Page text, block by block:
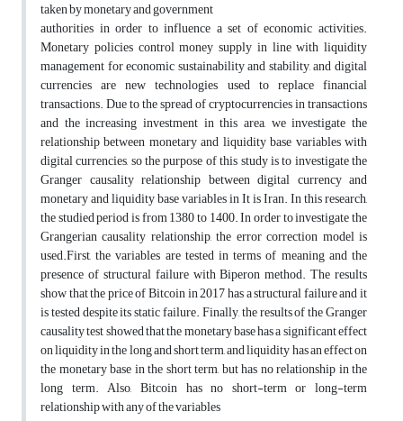
taken by monetary and government
authorities in order to influence a set of economic activities.
Monetary policies control money supply in line with liquidity
management for economic sustainability and stability, and digital
currencies are new technologies used to replace financial
transactions. Due to the spread of cryptocurrencies in transactions
and the increasing investment in this area, we investigate the
relationship between monetary and liquidity base variables with
digital currencies, so the purpose of this study is to investigate the
Granger causality relationship between digital currency and
monetary and liquidity base variables in It is Iran. In this research,
the studied period is from 1380 to 1400. In order to investigate the
Grangerian causality relationship, the error correction model is
used.First, the variables are tested in terms of meaning and the
presence of structural failure with Biperon method. The results
show that the price of Bitcoin in 2017 has a structural failure and it
is tested despite its static failure. Finally, the results of the Granger
causality test showed that the monetary base has a significant effect
on liquidity in the long and short term, and liquidity has an effect on
the monetary base in the short term, but has no relationship in the
long term. Also, Bitcoin has no short-term or long-term
relationship with any of the variables